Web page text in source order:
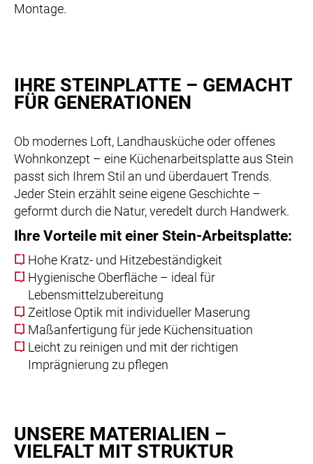
Montage.
IHRE STEINPLATTE – GEMACHT
FÜR GENERATIONEN
Ob modernes Loft, Landhausküche oder offenes
Wohnkonzept – eine Küchenarbeitsplatte aus Stein
passt sich Ihrem Stil an und überdauert Trends.
Jeder Stein erzählt seine eigene Geschichte –
geformt durch die Natur, veredelt durch Handwerk.
Ihre Vorteile mit einer Stein-Arbeitsplatte:
Hohe Kratz- und Hitzebeständigkeit
Hygienische Oberfläche – ideal für
Lebensmittelzubereitung
Zeitlose Optik mit individueller Maserung
Maßanfertigung für jede Küchensituation
Leicht zu reinigen und mit der richtigen
Imprägnierung zu pflegen
UNSERE MATERIALIEN –
VIELFALT MIT STRUKTUR